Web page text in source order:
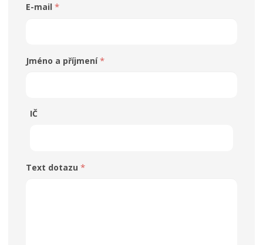
E-mail *
Jméno a příjmení *
Text dotazu *
IČ